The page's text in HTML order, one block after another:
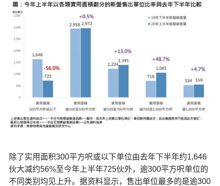
除了实用面积300平方呎或以下单位由去年下半年约1,646
伙大减约56%至今年上半年725伙外，逾300平方呎单位的
不同类别均见上升。据资料显示，售出单位最多的是逾300